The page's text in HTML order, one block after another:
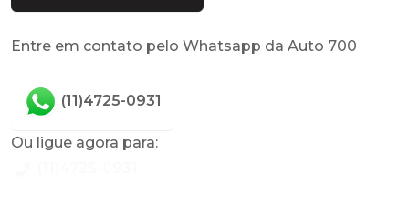
Entre em contato pelo Whatsapp da Auto 700
(11)4725-0931
Ou ligue agora para: